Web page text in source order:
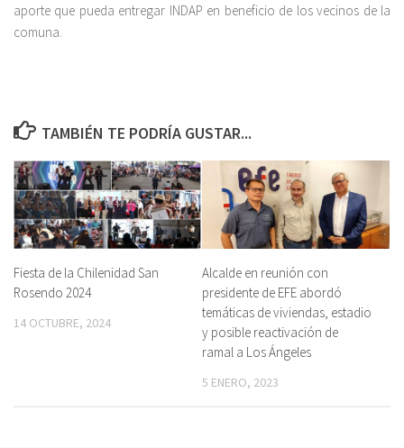
aporte que pueda entregar INDAP en beneficio de los vecinos de la
comuna.
TAMBIÉN TE PODRÍA GUSTAR...
Fiesta de la Chilenidad San
Rosendo 2024
14 OCTUBRE, 2024
Alcalde en reunión con
presidente de EFE abordó
temáticas de viviendas, estadio
y posible reactivación de
ramal a Los Ángeles
5 ENERO, 2023